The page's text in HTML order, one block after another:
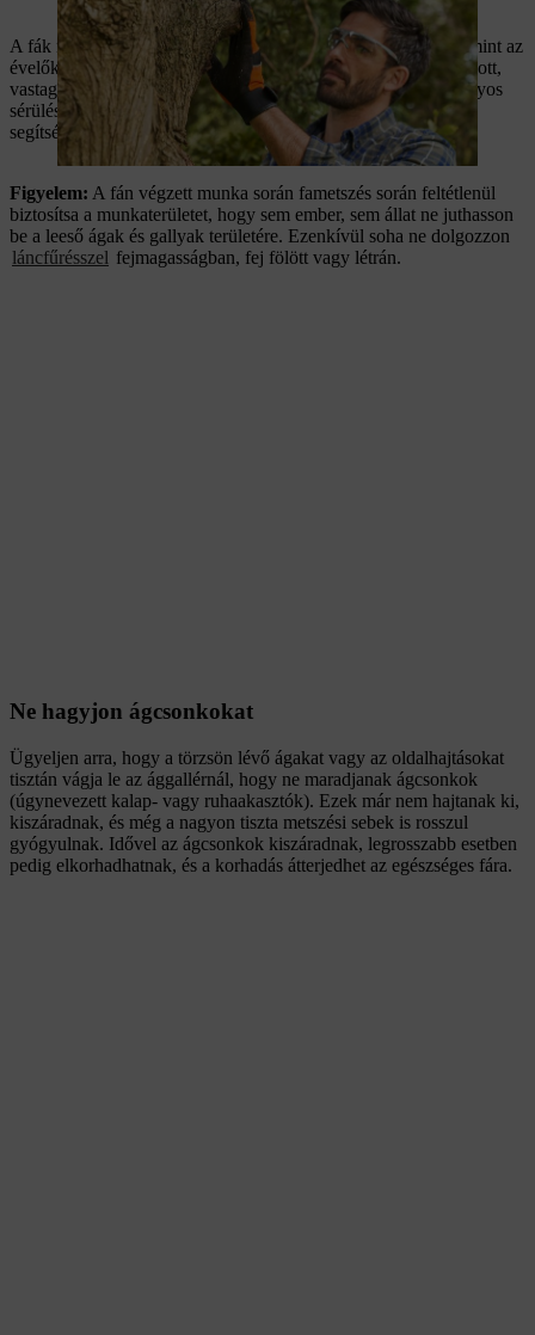
A fák nem bocsátják meg olyan könnyen a metszési hibákat, mint az
évelők vagy az erőteljes díszcserjék. A nem megfelelően levágott,
vastagabb ágak letéphetnek egy kéregdarabot a törzsről, és súlyos
sérülést okozhatnak a fán. Tippjeink és a megfelelő eszközök
segítségével szakszerűen és kíméletesen metszheti meg a fáit.
Figyelem: A fán végzett munka során fametszés során feltétlenül
biztosítsa a munkaterületet, hogy sem ember, sem állat ne juthasson
be a leeső ágak és gallyak területére. Ezenkívül soha ne dolgozzon
láncfűrésszel fejmagasságban, fej fölött vagy létrán.
Ne hagyjon ágcsonkokat
Ügyeljen arra, hogy a törzsön lévő ágakat vagy az oldalhajtásokat
tisztán vágja le az ággallérnál, hogy ne maradjanak ágcsonkok
(úgynevezett kalap- vagy ruhaakasztók). Ezek már nem hajtanak ki,
kiszáradnak, és még a nagyon tiszta metszési sebek is rosszul
gyógyulnak. Idővel az ágcsonkok kiszáradnak, legrosszabb esetben
pedig elkorhadhatnak, és a korhadás átterjedhet az egészséges fára.